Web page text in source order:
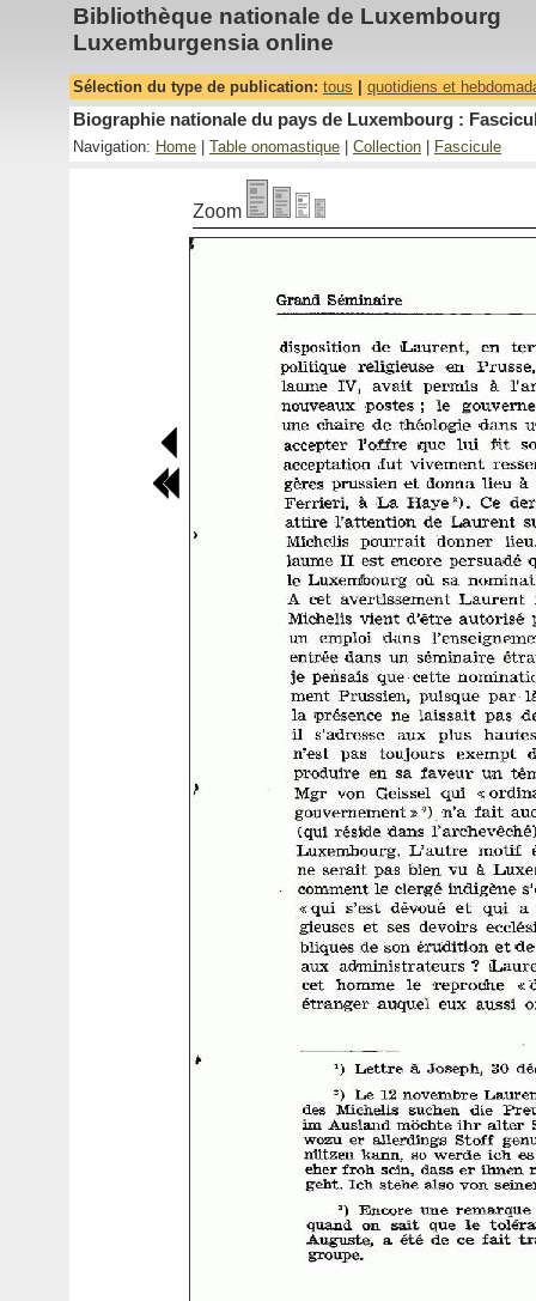
Bibliothèque nationale de Luxembourg
Luxemburgensia online
Sélection du type de publication: tous quotidiens et
Biographie nationale du pays de Luxembourg :
Navigation: Home Table onomastique Collection Fascicule
Zoom